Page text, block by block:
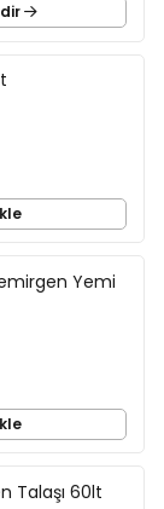
Yemi
Talaşı 60lt